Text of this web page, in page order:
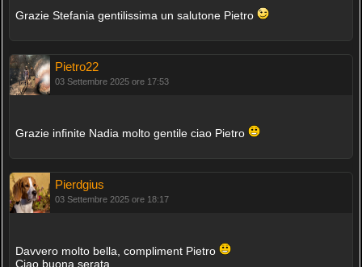
Grazie Stefania gentilissima un salutone Pietro
Pietro22
03 Settembre 2025 ore 17:53
Grazie infinite Nadia molto gentile ciao Pietro
Pierdgius
03 Settembre 2025 ore 18:17
Davvero molto bella, compliment Pietro
Ciao buona serata